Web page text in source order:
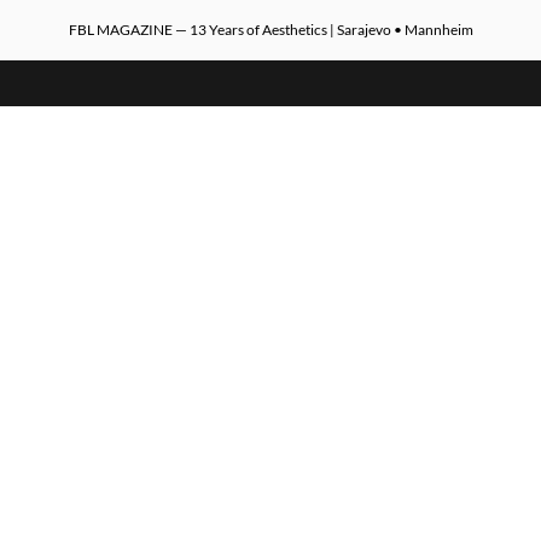
FBL MAGAZINE — 13 Years of Aesthetics | Sarajevo • Mannheim